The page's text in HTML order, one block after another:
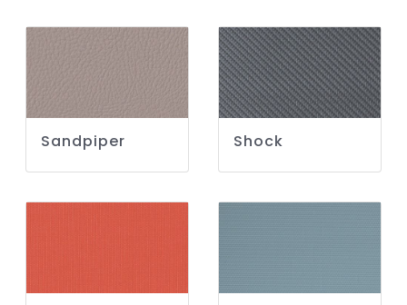
Sandpiper Shock